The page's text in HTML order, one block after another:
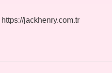
https://jackhenry.com.tr